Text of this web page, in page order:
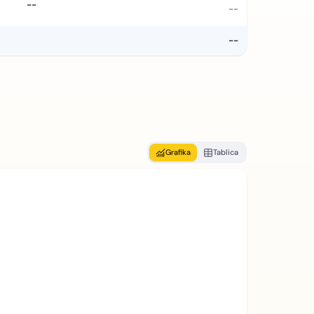
-- --
--
Grafika Tablica